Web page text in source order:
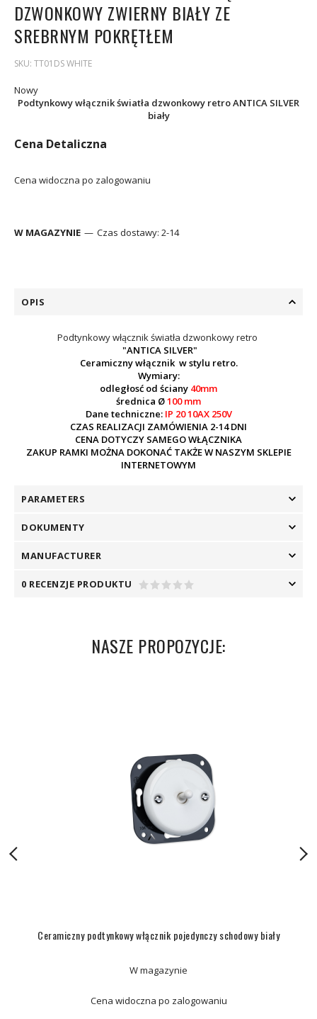
DZWONKOWY ZWIERNY BIAŁY ZE
SREBRNYM POKRĘTŁEM
SKU: TT01DS WHITE
Nowy
Podtynkowy włącznik światła dzwonkowy retro ANTICA SILVER
biały
Cena Detaliczna
Cena widoczna po zalogowaniu
W MAGAZYNIE Czas dostawy: 2-14
OPIS
Podtynkowy włącznik światła dzwonkowy retro
"ANTICA SILVER"
Ceramiczny włącznik w stylu retro.
Wymiary:
odległosć od ściany 40mm
średnica Ø100 mm
Dane techniczne:IP 20 10AX 250V
CZAS REALIZACJI ZAMÓWIENIA 2-14 DNI
CENA DOTYCZY SAMEGO WŁĄCZNIKA
ZAKUP RAMKI MOŻNA DOKONAĆ TAKŻE W NASZYM SKLEPIE
INTERNETOWYM
PARAMETERS
DOKUMENTY
MANUFACTURER
0 RECENZJE PRODUKTU
NASZE PROPOZYCJE:
Ceramiczny podtynkowy włącznik pojedynczy schodowy biały
W magazynie
Cena widoczna po zalogowaniu